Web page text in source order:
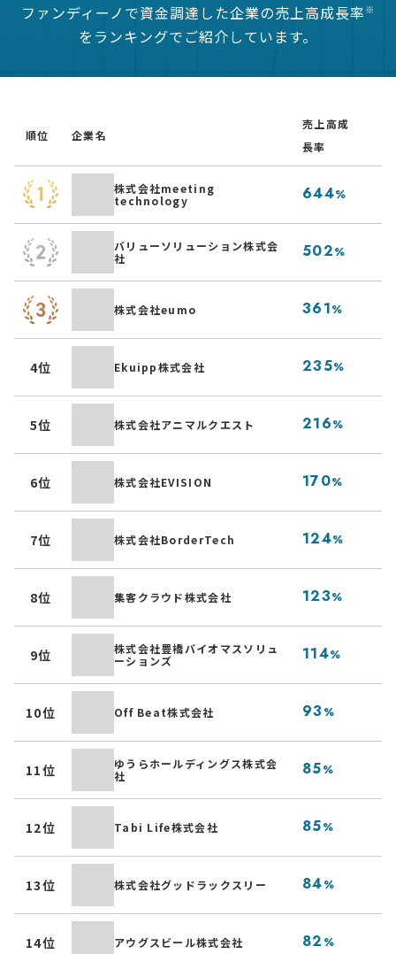
ファンディーノで資金調達した企業の売上高成長率 ※
をランキングでご紹介しています。
順位 企業名
売上高成
長率
株式会社meeting
technology
644%
バリューソリューション株式会
社
502%
株式会社eumo 361%
4位 Ekuipp株式会社 235%
5位 株式会社アニマルクエスト 216%
6位 株式会社EVISION 170%
7位 株式会社BorderTech 124%
8位 集客クラウド株式会社 123%
9位
株式会社豊橋バイオマスソリュ
ーションズ
114%
10位 Off Beat株式会社 93 %
11位
ゆうらホールディングス株式会
社
85%
12位 Tabi Life株式会社 85%
13位 株式会社グッドラックスリー 84%
14位 アウグスビール株式会社 82 %